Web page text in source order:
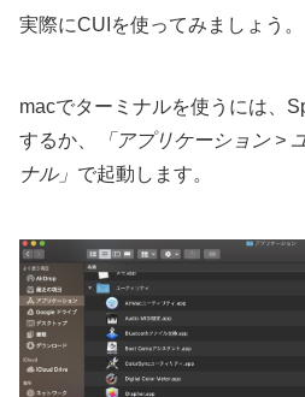
実際にCUIを使ってみましょう。
macでターミナルを使うには、
するか、
「アプリケーション >
ナル」 で起動します。